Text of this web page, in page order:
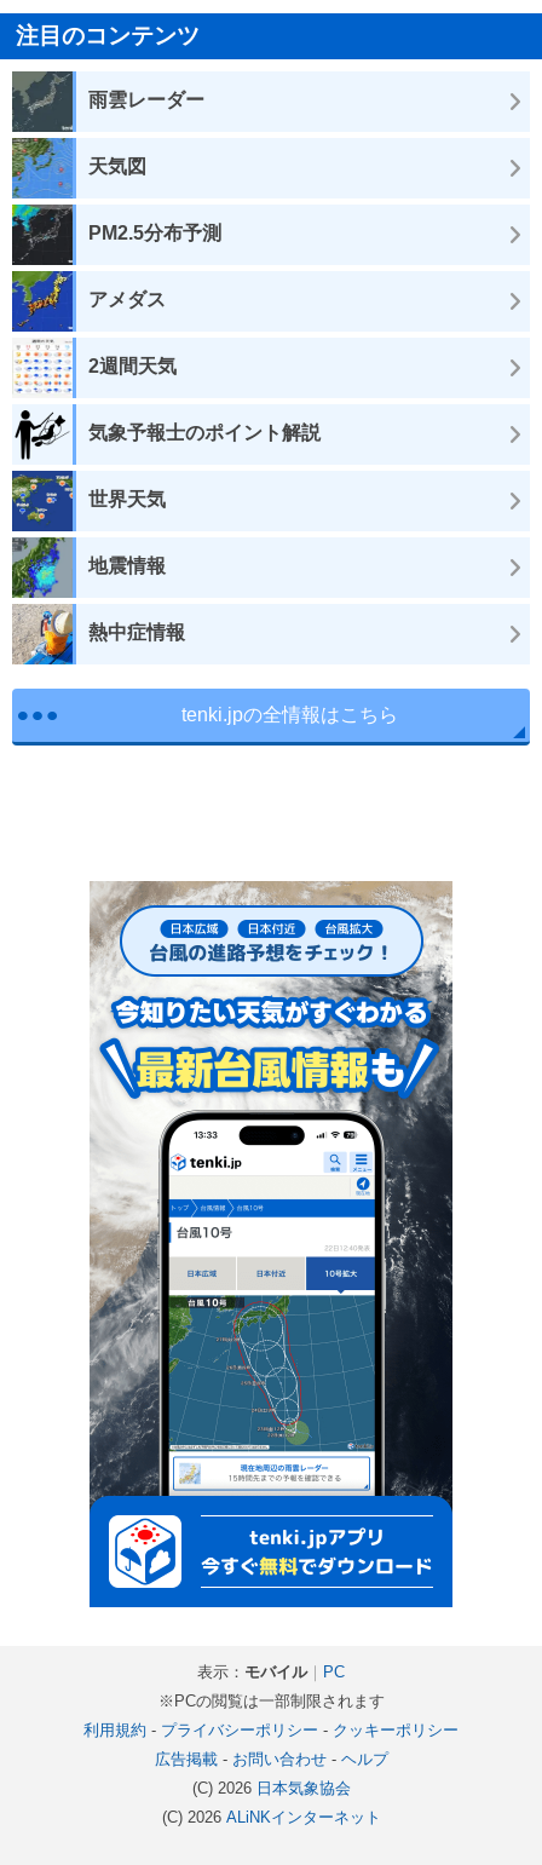
注目のコンテンツ
雨雲レーダー
天気図
PM2.5分布予測
アメダス
2週間天気
気象予報士のポイント解説
世界天気
地震情報
熱中症情報
tenki.jpの全情報はこちら
表示： モバイル｜ PC
※PCの閲覧は一部制限されます
利用規約 - プライバシーポリシー - クッキーポリシー
広告掲載- お問い合わせ- ヘルプ
(C) 2026 日本気象協会
(C) 2026 ALiNKインターネット